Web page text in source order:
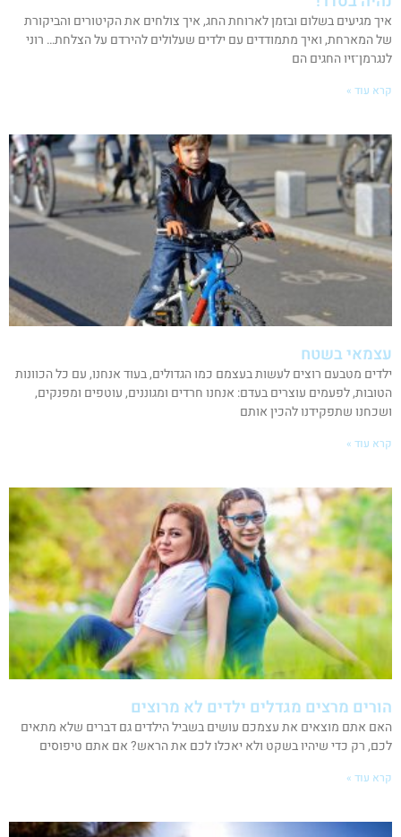
איך מגיעים בשלום ובזמן לארוחת החג, איך צולחים את הקיטורים והביקורת
של המארחת, ואיך מתמודדים עם ילדים שעלולים להירדם על הצלחת… רוני
לנגרמן־זיו החגים הם
קרא עוד »
עצמאי בשטח
ילדים מטבעם רוצים לעשות בעצמם כמו הגדולים, בעוד אנחנו, עם כל הכוונות
הטובות, לפעמים עוצרים בעדם: אנחנו חרדים ומגוננים, עוטפים ומפנקים,
ושכחנו שתפקידנו להכין אותם
קרא עוד »
הורים מרצים מגדלים ילדים לא מרוצים
האם אתם מוצאים את עצמכם עושים בשביל הילדים גם דברים שלא מתאים
לכם, רק כדי שיהיו בשקט ולא יאכלו לכם את הראש? אם אתם טיפוסים
קרא עוד »